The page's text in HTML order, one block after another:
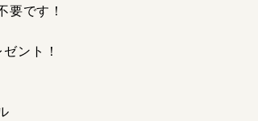
です！
ント！